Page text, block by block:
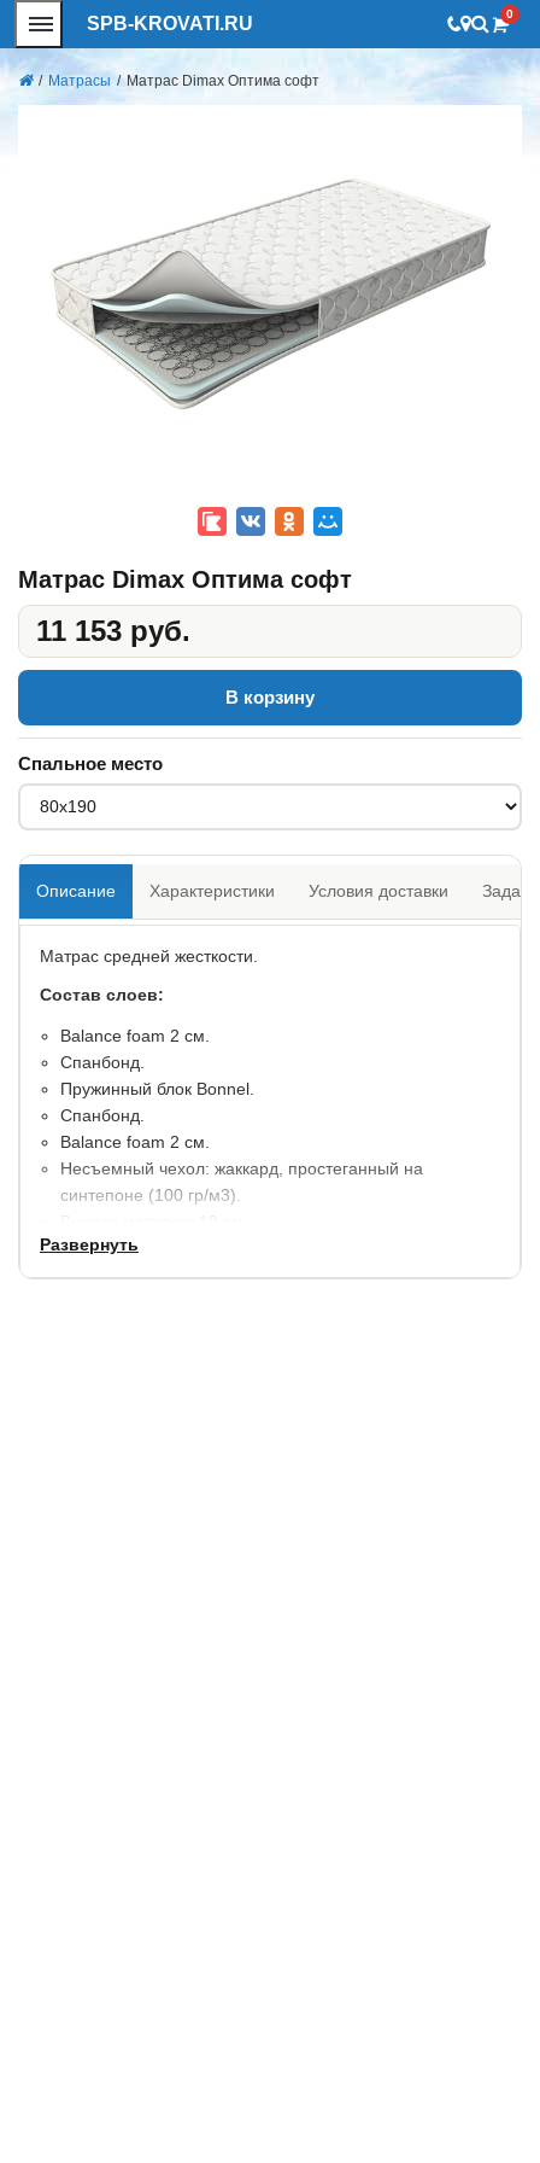
SPB-KROVATI.RU 0
/ Матрасы / Матрас Dimax Оптима софт
Матрас Dimax Оптима софт
11 153 руб.
В корзину
Спальное место
Описание Характеристики Условия доставки
Матрас средней жесткости.
Состав слоев:
​Balance foam 2 см.
Спанбонд.
Пружинный блок Bonnel.
Спанбонд.
Balance foam 2 см.
Несъемный чехол: жаккард, простеганный на
синтепоне (100 гр/м3).
Максимальная нагрузка на 1 спальное место 95 кг.
Развернуть